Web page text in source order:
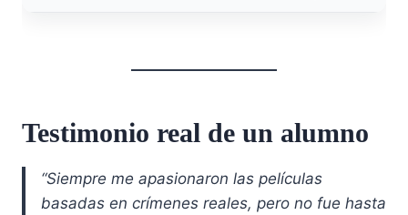
Testimonio real de un alumno
“Siempre me apasionaron las películas
basadas en crímenes reales, pero no fue hasta